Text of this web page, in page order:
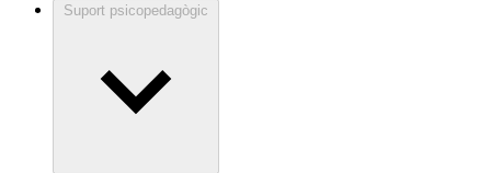
Suport psicopedagògic